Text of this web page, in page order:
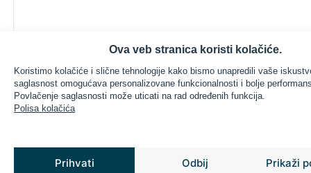
Ova veb stranica koristi kolačiće.
Koristimo kolačiće i slične tehnologije kako bismo unapredili vaše
saglasnost omogućava personalizovane funkcionalnosti i bolje
Povlačenje saglasnosti može uticati na rad određenih funkcija.
Polisa kolačića
Prihvati Odbij Prikaži